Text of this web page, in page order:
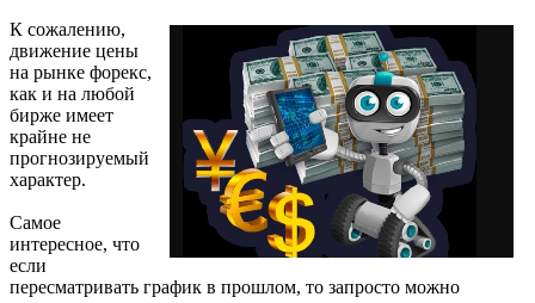
К сожалению,
движение цены
на рынке форекс,
как и на любой
бирже имеет
крайне не
прогнозируемый
характер.
Самое
интересное, что
если
пересматривать график в прошлом, то запросто можно